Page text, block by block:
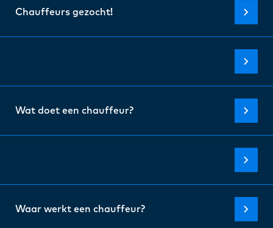
Blogs
FAQ
Chauffeurs gezocht!
Wat doet een chauffeur?
Waar werkt een chauffeur?